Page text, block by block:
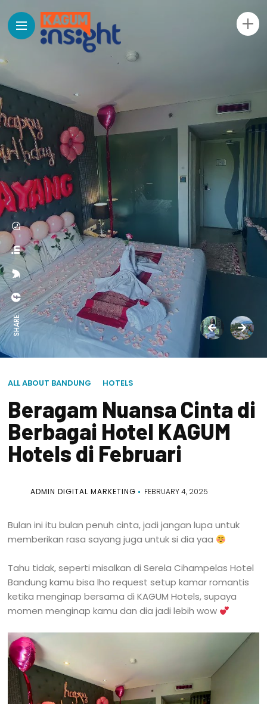
SHARE:
ALL ABOUT BANDUNG HOTELS
Beragam Nuansa Cinta di
Berbagai Hotel KAGUM
Hotels di Februari
ADMIN DIGITAL MARKETING FEBRUARY 4, 2025
Bulan ini itu bulan penuh cinta, jadi jangan lupa untuk
memberikan rasa sayang juga untuk si dia yaa
Tahu tidak, seperti misalkan di Serela Cihampelas Hotel
Bandung kamu bisa lho request setup kamar romantis
ketika menginap bersama di KAGUM Hotels, supaya
momen menginap kamu dan dia jadi lebih wow